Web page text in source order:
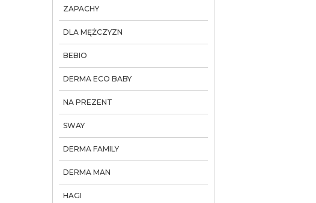
ZAPACHY
DLA MĘŻCZYZN
BEBIO
DERMA ECO BABY
NA PREZENT
SWAY
DERMA FAMILY
DERMA MAN
HAGI